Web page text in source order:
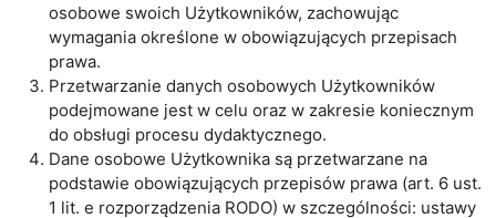
osobowe swoich Użytkowników, zachowując
wymagania określone w obowiązujących przepisach
prawa.
Przetwarzanie danych osobowych Użytkowników
podejmowane jest w celu oraz w zakresie koniecznym
do obsługi procesu dydaktycznego.
Dane osobowe Użytkownika są przetwarzane na
podstawie obowiązujących przepisów prawa (art. 6 ust.
1 lit. e rozporządzenia RODO) w szczególności: ustawy